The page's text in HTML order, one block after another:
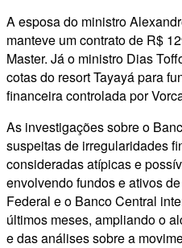
A esposa do ministro
manteve um contrato de R$
Master. Já o ministro Dias
cotas do resort Tayayá para
financeira controlada por
As investigações sobre o
suspeitas de irregularidades
consideradas atípicas e
envolvendo fundos e ativos
Federal e o Banco Central
últimos meses, ampliando o
e das análises sobre a